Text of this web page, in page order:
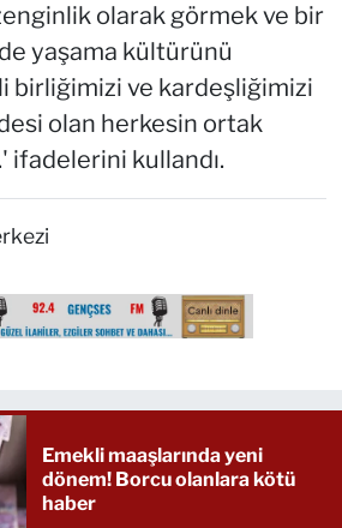
zenginlik olarak görmek ve bir
yaşama kültürünü
birliğimizi ve kardeşliğimizi
olan herkesin ortak
ifadelerini kullandı.
Emekli maaşlarında yeni
dönem! Borcu olanlara kötü
haber